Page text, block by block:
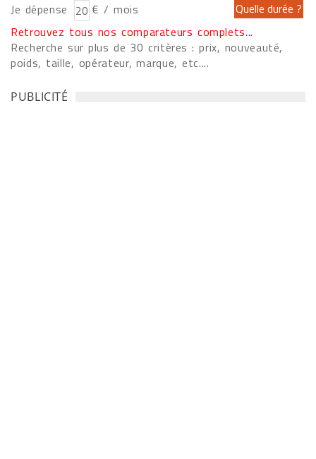
Je dépense
€ / mois
Retrouvez tous nos comparateurs complets...
Recherche sur plus de 30 critères : prix, nouveauté,
poids, taille, opérateur, marque, etc....
PUBLICITÉ